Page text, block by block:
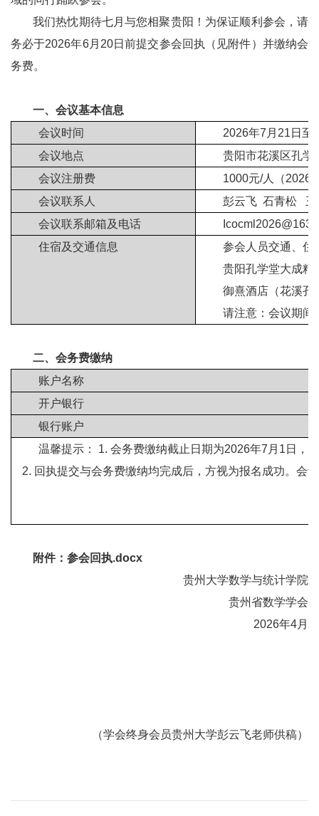
我们热忱期待七月与您相聚贵阳！为保证顺利参会，请
务必于2026年6月20日前提交参会回执（见附件）并缴纳会
务费。
一、会议基本信息
会议时间
2026年7月21日至
会议地点
贵阳市花溪区孔学
会议注册费
1000元/人（2026
会议联系人
彭云飞 石青松 王
会议联系邮箱及电话
住宿及交通信息
参会人员交通、住
贵阳孔学堂大成
御熹酒店（花溪孔
请注意：会议期间
二、会务费缴纳
账户名称
开户银行
银行账户
温馨提示： 1. 会务费缴纳截止日期为2026年7月1日，
2. 回执提交与会务费缴纳均完成后，方视为报名成功。会
附件：参会回执.docx
贵州大学数学与统计学院
贵州省数学学会
2026年4月
（学会终身会员贵州大学彭云飞老师供稿）